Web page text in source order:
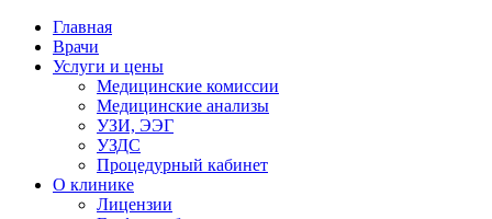
Главная
Врачи
Услуги и цены
Медицинские комиссии
Медицинские анализы
УЗИ, ЭЭГ
УЗДС
Процедурный кабинет
О клинике
Лицензии